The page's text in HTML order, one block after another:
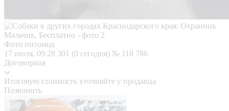
Фото питомца
17 июля, 09:28 301 (0 сегодня) № 118 786
Договорная
Итоговую стоимость уточняйте у продавца
Позвонить